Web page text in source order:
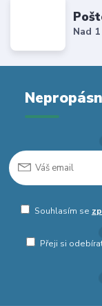
Nad
Souhlasím se
Přeji si